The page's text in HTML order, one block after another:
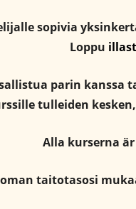
sopivia
Loppu
parin
tulleiden
Alla kurserna
taitotasosi